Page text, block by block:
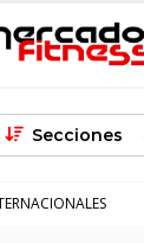
Secciones